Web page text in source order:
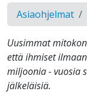
Asiaohjelmat
Uusimmat
että ihmiset
miljoonia - vuosia
jälkeläisiä.